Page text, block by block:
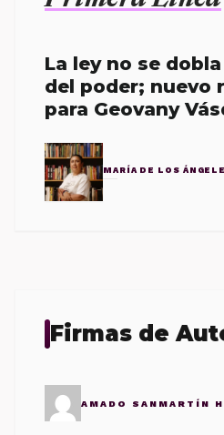
La ley no se
del poder; nuevo
para Geovany
MARÍA DE LOS
Firmas de
AMADO SANMARTÍN